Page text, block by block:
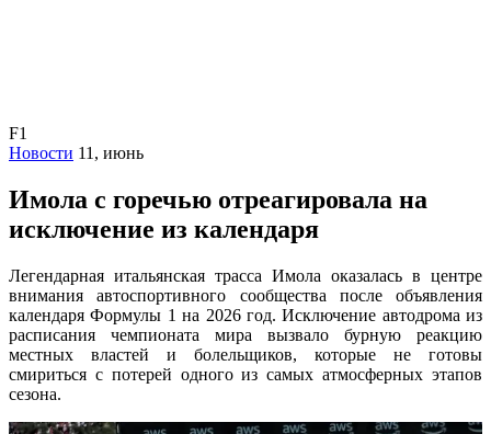
F1
Новости 11, июнь
Имола с горечью отреагировала на
исключение из календаря
Легендарная итальянская трасса Имола оказалась в центре
внимания автоспортивного сообщества после объявления
календаря Формулы 1 на 2026 год. Исключение автодрома из
расписания чемпионата мира вызвало бурную реакцию
местных властей и болельщиков, которые не готовы
смириться с потерей одного из самых атмосферных этапов
сезона.